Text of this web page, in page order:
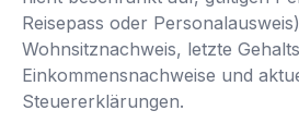
Reisepass oder
Wohnsitznachweis, letzte
Einkommensnachweise und
Steuererklärungen.